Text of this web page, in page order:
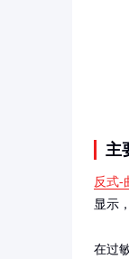
主
反式-
显示
在过